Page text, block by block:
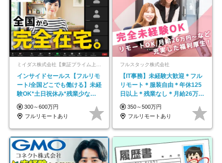
ミイダス株式会社【東証プライム上場パーソルグループ】
インサイドセールス【フルリモ
ート/全国どこでも働ける】未経
験OK*土日祝休み*残業少なめ*
在宅勤務手当あり
300～600万円
フルリモートあり
フルスタック株式会社
【IT事務】未経験大歓迎＊フル
リモート＊服装自由＊年休125
日以上＊残業なし＊月給26万円
以上
350～500万円
フルリモートあり